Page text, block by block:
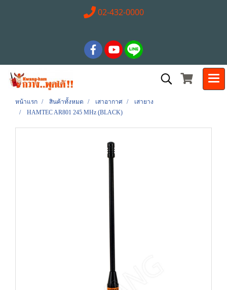
02-432-0000
หน้าแรก สินค้าทั้งหมด เสาอากาศ
เสายาง
HAMTEC AR801 245 MHz (ฺBLACK)